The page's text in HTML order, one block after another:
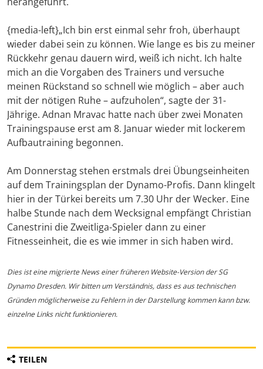
{media-left}„Ich bin erst einmal sehr froh, überhaupt
wieder dabei sein zu können. Wie lange es bis zu meiner
Rückkehr genau dauern wird, weiß ich nicht. Ich halte
mich an die Vorgaben des Trainers und versuche
meinen Rückstand so schnell wie möglich – aber auch
mit der nötigen Ruhe – aufzuholen“, sagte der 31-
Jährige. Adnan Mravac hatte nach über zwei Monaten
Trainingspause erst am 8. Januar wieder mit lockerem
Aufbautraining begonnen.
Am Donnerstag stehen erstmals drei Übungseinheiten
auf dem Trainingsplan der Dynamo-Profis. Dann klingelt
hier in der Türkei bereits um 7.30 Uhr der Wecker. Eine
halbe Stunde nach dem Wecksignal empfängt Christian
Canestrini die Zweitliga-Spieler dann zu einer
Fitnesseinheit, die es wie immer in sich haben wird.
Dies ist eine migrierte News einer früheren Website-Version der SG
Dynamo Dresden. Wir bitten um Verständnis, dass es aus technischen
Gründen möglicherweise zu Fehlern in der Darstellung kommen kann bzw.
einzelne Links nicht funktionieren.
TEILEN